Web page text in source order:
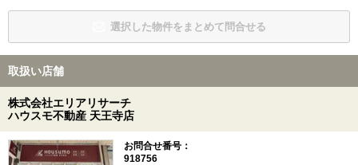
選択した物件をまとめて問合せる
取扱い店舗
株式会社エリアリサーチ
ハウスモ不動産 天王寺店
お問合せ番号：
918756